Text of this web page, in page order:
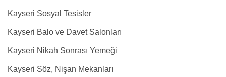
Kayseri Sosyal Tesisler
Kayseri Balo ve Davet Salonları
Kayseri Nikah Sonrası Yemeği
Kayseri Söz, Nişan Mekanları